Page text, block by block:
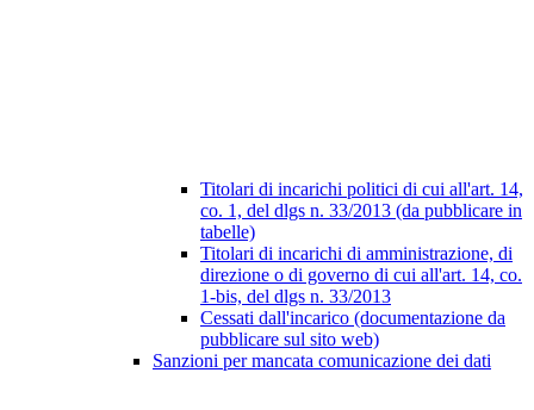
Titolari di incarichi politici di cui all'art. 14,
co. 1, del dlgs n. 33/2013 (da pubblicare in
tabelle)
Titolari di incarichi di amministrazione, di
direzione o di governo di cui all'art. 14, co.
1-bis, del dlgs n. 33/2013
Cessati dall'incarico (documentazione da
pubblicare sul sito web)
Sanzioni per mancata comunicazione dei dati